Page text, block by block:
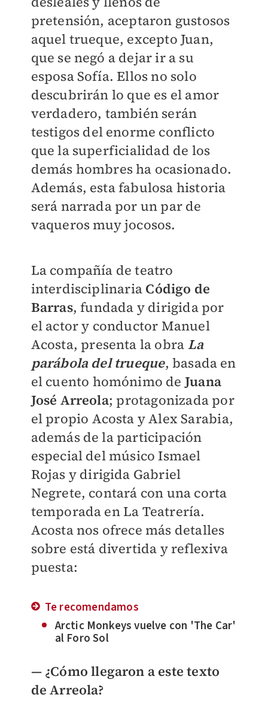
pretensión, aceptaron gustosos
aquel trueque, excepto Juan,
que se negó a dejar ir a su
esposa Sofía. Ellos no solo
descubrirán lo que es el amor
verdadero, también serán
testigos del enorme conflicto
que la superficialidad de los
demás hombres ha ocasionado.
Además, esta fabulosa historia
será narrada por un par de
vaqueros muy jocosos.
La compañía de teatro
interdisciplinaria Código de
Barras, fundada y dirigida por
el actor y conductor Manuel
Acosta, presenta la obra La
parábola del trueque, basada en
el cuento homónimo de Juana
José Arreola; protagonizada por
el propio Acosta y Alex Sarabia,
además de la participación
especial del músico Ismael
Rojas y dirigida Gabriel
Negrete, contará con una corta
temporada en La Teatrería.
Acosta nos ofrece más detalles
sobre está divertida y reflexiva
puesta:
Te recomendamos
Arctic Monkeys vuelve con 'The Car'
al Foro Sol
— ¿Cómo llegaron a este texto
de Arreola?